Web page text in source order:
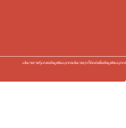
นโยบายการคุ้มครองข้อมูลส่วนบุคคลนโยบายคุกกี้ติดต่อเรื่องข้อมูลส่วนบุคคล